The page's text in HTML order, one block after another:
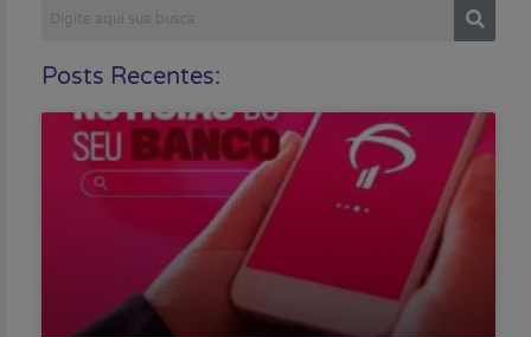
Posts Recentes: